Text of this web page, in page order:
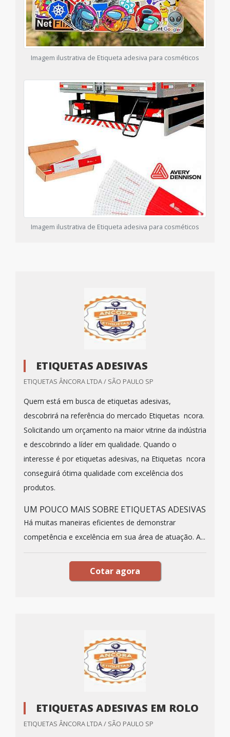
Imagem ilustrativa de Etiqueta adesiva para cosméticos
Imagem ilustrativa de Etiqueta adesiva para cosméticos
ETIQUETAS ADESIVAS
ETIQUETAS ÂNCORA LTDA / SÃO PAULO SP
Quem está em busca de etiquetas adesivas,
descobrirá na referência do mercado Etiquetas ncora.
Solicitando um orçamento na maior vitrine da indústria
e descobrindo a líder em qualidade. Quando o
interesse é por etiquetas adesivas, na Etiquetas ncora
conseguirá ótima qualidade com excelência dos
produtos.
UM POUCO MAIS SOBRE ETIQUETAS ADESIVAS
Há muitas maneiras eficientes de demonstrar
competência e excelência em sua área de atuação. A...
Cotar agora
ETIQUETAS ADESIVAS EM ROLO
ETIQUETAS ÂNCORA LTDA / SÃO PAULO SP